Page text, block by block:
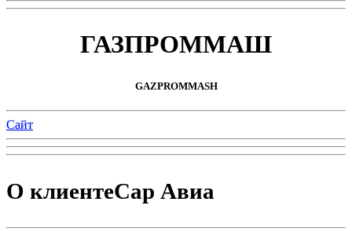
ГАЗПРОММАШ
GAZPROMMASH
Cайт
О клиентеCар Авиа